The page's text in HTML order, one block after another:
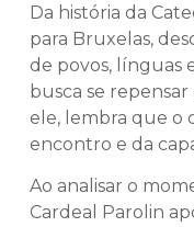
Da história da
para Bruxelas,
de povos, línguas
busca se repensar
ele, lembra que o
encontro e da
Ao analisar o
Cardeal Parolin